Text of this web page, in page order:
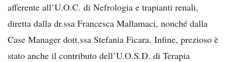
afferente all’U.O.C. di Nefrologia e trapianti renali,
diretta dalla dr.ssa Francesca Mallamaci, nonché dalla
Case Manager dott.ssa Stefania Ficara. Infine, prezioso è
stato anche il contributo dell’U.O.S.D. di Terapia